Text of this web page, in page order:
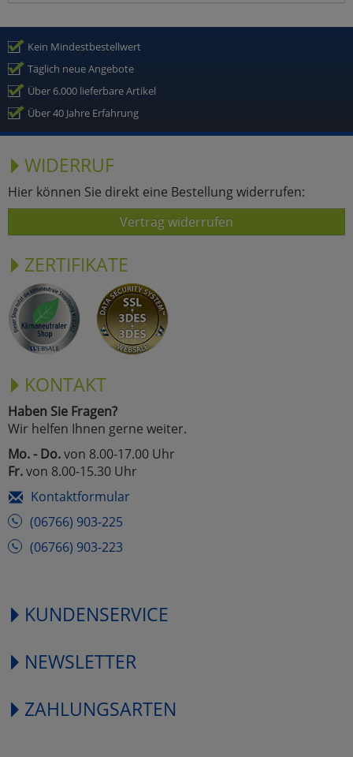
Kein Mindestbestellwert
Täglich neue Angebote
Über 6.000 lieferbare Artikel
Über 40 Jahre Erfahrung
WIDERRUF
Hier können Sie direkt eine Bestellung widerrufen:
Vertrag widerrufen
ZERTIFIKATE
KONTAKT
Haben Sie Fragen?
Wir helfen Ihnen gerne weiter.
Mo. - Do.von 8.00-17.00 Uhr
Fr.von 8.00-15.30 Uhr
Kontaktformular
(06766) 903-225
(06766) 903-223
KUNDENSERVICE
NEWSLETTER
ZAHLUNGSARTEN